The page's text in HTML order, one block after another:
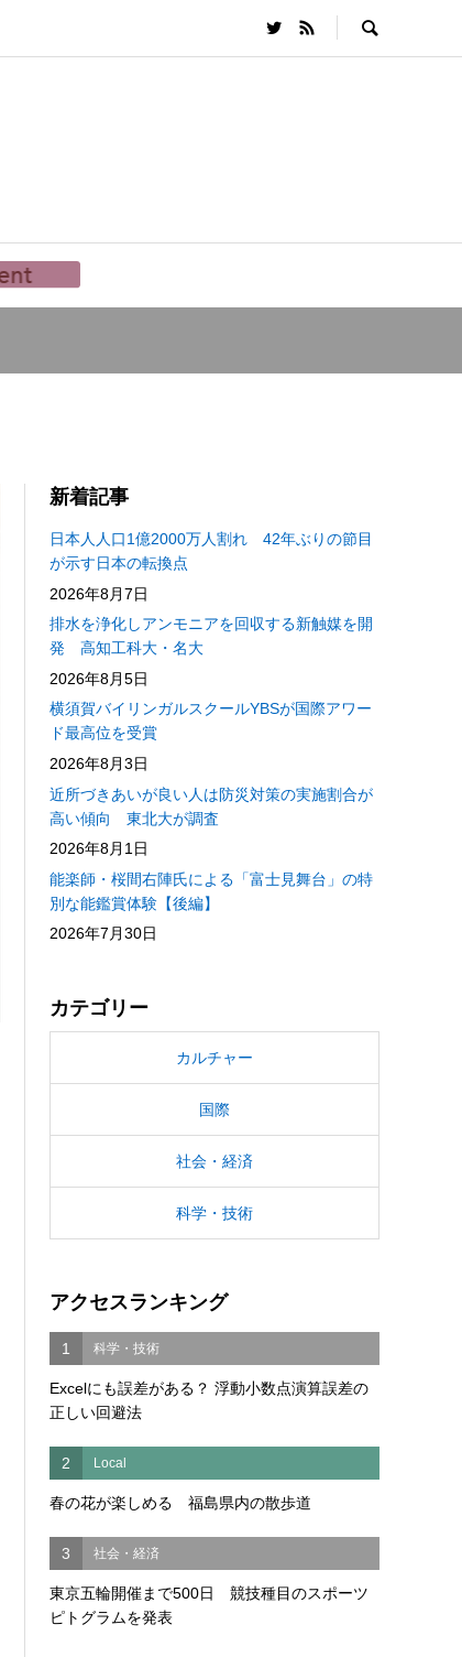
新着記事
日本人人口1億2000万人割れ 42年ぶりの節目
が示す日本の転換点
2026年8月7日
排水を浄化しアンモニアを回収する新触媒を開
発 高知工科大・名大
2026年8月5日
横須賀バイリンガルスクールYBSが国際アワー
ド最高位を受賞
2026年8月3日
近所づきあいが良い人は防災対策の実施割合が
高い傾向 東北大が調査
2026年8月1日
能楽師・桜間右陣氏による「富士見舞台」の特
別な能鑑賞体験【後編】
2026年7月30日
カテゴリー
カルチャー
国際
社会・経済
科学・技術
アクセスランキング
1 科学・技術
Excelにも誤差がある？ 浮動小数点演算誤差の
正しい回避法
2 Local
春の花が楽しめる 福島県内の散歩道
3 社会・経済
東京五輪開催まで500日 競技種目のスポーツ
ピトグラムを発表